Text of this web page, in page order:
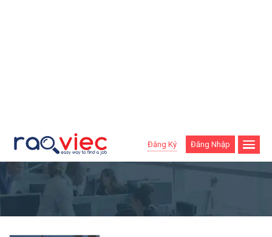
Đăng Ký Đăng Nhập